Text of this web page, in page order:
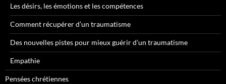
Les désirs, les émotions et les compétences
Comment récupérer d’un traumatisme
Des nouvelles pistes pour mieux guérir d’un traumatisme
Empathie
Pensées chrétiennes